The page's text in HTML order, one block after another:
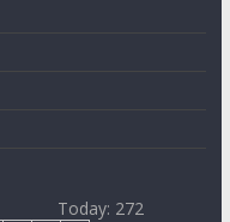
Today: 272